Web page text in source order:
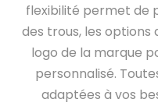
flexibilité permet de
des trous, les options
logo de la marque
personnalisé.
adaptées à vos